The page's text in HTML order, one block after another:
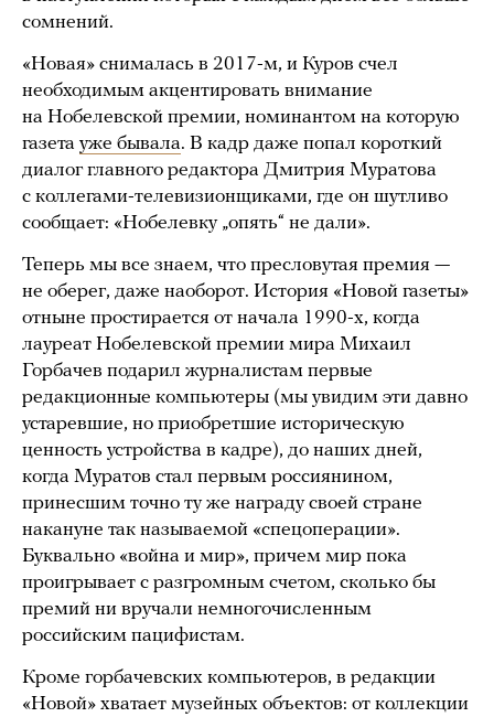
сомнений.
«Новая» снималась в 2017-м, и Куров счел
необходимым акцентировать внимание
на Нобелевской премии, номинантом на которую
газета уже бывала. В кадр даже попал короткий
диалог главного редактора Дмитрия Муратова
с коллегами-телевизионщиками, где он шутливо
сообщает: «Нобелевку „опять“ не дали».
Теперь мы все знаем, что пресловутая премия —
не оберег, даже наоборот. История «Новой газеты»
отныне простирается от начала 1990-х, когда
лауреат Нобелевской премии мира Михаил
Горбачев подарил журналистам первые
редакционные компьютеры (мы увидим эти давно
устаревшие, но приобретшие историческую
ценность устройства в кадре), до наших дней,
когда Муратов стал первым россиянином,
принесшим точно ту же награду своей стране
накануне так называемой «спецоперации».
Буквально «война и мир», причем мир пока
проигрывает с разгромным счетом, сколько бы
премий ни вручали немногочисленным
российским пацифистам.
Кроме горбачевских компьютеров, в редакции
«Новой» хватает музейных объектов: от коллекции